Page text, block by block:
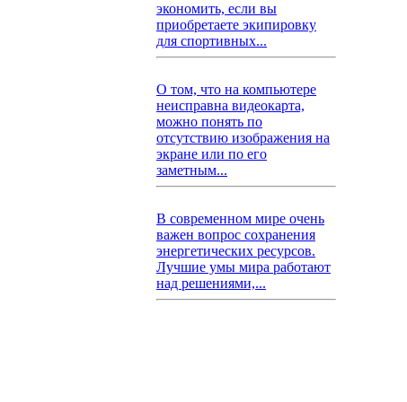
экономить, если вы
приобретаете экипировку
для спортивных...
О том, что на компьютере
неисправна видеокарта,
можно понять по
отсутствию изображения на
экране или по его
заметным...
В современном мире очень
важен вопрос сохранения
энергетических ресурсов.
Лучшие умы мира работают
над решениями,...